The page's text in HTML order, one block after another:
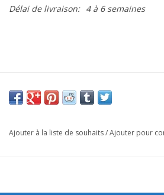
Délai de livraison: 4 à 6 semaines
Ajouter à la liste de souhaits/Ajouter pour